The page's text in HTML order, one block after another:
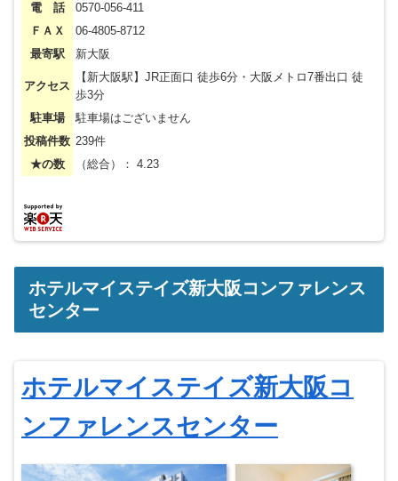
電 話
0570-056-411
ＦＡＸ
06-4805-8712
最寄駅
新大阪
アクセス
【新大阪駅】JR正面口 徒歩6分・大阪メトロ7番出口 徒
歩3分
駐車場
駐車場はございません
投稿件数 239件
★の数
（総合）： 4.23
ホテルマイステイズ新大阪コンファレンス
センター
ホテルマイステイズ新大阪コ
ンファレンスセンター